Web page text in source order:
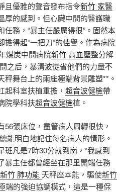
且優雅的聲音發布指令新竹 家醫
厚的感到。但心臟中間的醫護職
任務，“暴主任嚴厲得很”。固然本
得起“一把刀”的佳譽。作為病院
煤炭中間病院新竹 高血壓整分解
間之后，暴清波從省他們的力量不
秤舞台上的兩座極端背景雕塑**。
起科室扶植重擔， 超音波健檢帶
院學科扶超音波健檢植。
56張床位，盡管病人周轉很快，
能明白地記住每名病人的情形。
班凡是7時30分就到崗，“我感到
暴主任都曾經坐在那里開端任務
新竹 肺功能 天秤座本能，驅使新竹
端的強迫協調模式，這是一種保